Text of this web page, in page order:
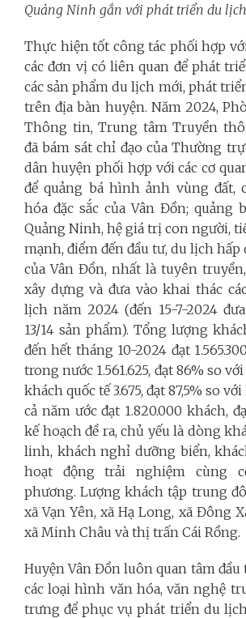
Quảng Ninh gắn với phát triển du
Thực hiện tốt công tác phối hợp
các đơn vị có liên quan để phát
các sản phẩm du lịch mới, phát
trên địa bàn huyện. Năm 2024,
Thông tin, Trung tâm Truyền
đã bám sát chỉ đạo của Thường
dân huyện phối hợp với các cơ
để quảng bá hình ảnh vùng đất,
hóa đặc sắc của Vân Đồn; quảng
Quảng Ninh, hệ giá trị con người,
mạnh, điểm đến đầu tư, du lịch
của Vân Đồn, nhất là tuyên
xây dựng và đưa vào khai thác
lịch năm 2024 (đến 15-7-2024
13/14 sản phẩm). Tổng lượng
đến hết tháng 10-2024 đạt
trong nước 1.561.625, đạt 86% so
khách quốc tế 3.675, đạt 87,5% so
cả năm ước đạt 1.820.000 khách,
kế hoạch đề ra, chủ yếu là dòng
linh, khách nghỉ dưỡng biển,
hoạt động trải nghiệm cùng
phương. Lượng khách tập trung
xã Vạn Yên, xã Hạ Long, xã Đông
xã Minh Châu và thị trấn Cái Rồng.
Huyện Vân Đồn luôn quan tâm đầu
các loại hình văn hóa, văn nghệ
trưng để phục vụ phát triển du